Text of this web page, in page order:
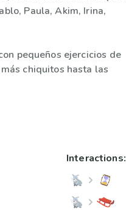
Paula, Akim, Irina,
pequeños ejercicios de
chiquitos hasta las
Interactions: